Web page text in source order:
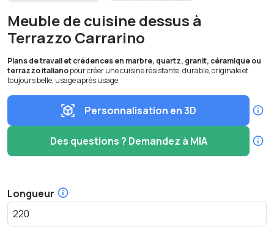
Meuble de cuisine dessus à
Terrazzo Carrarino
Plans de travail et crédences en marbre, quartz, granit, céramique ou
terrazzo italianopour créer une cuisine résistante, durable, originale et
toujours belle, usage après usage.
Personnalisation en 3D
Des questions ? Demandez à MIA
Longueur